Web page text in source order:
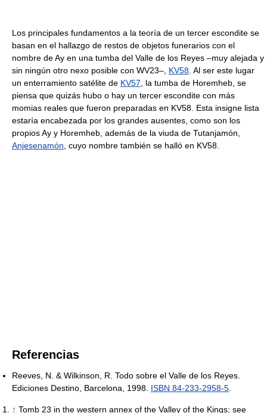
Los principales fundamentos a la teoría de un tercer escondite se
basan en el hallazgo de restos de objetos funerarios con el
nombre de Ay en una tumba del Valle de los Reyes –muy alejada y
sin ningún otro nexo posible con WV23–, KV58 . Al ser este lugar
un enterramiento satélite de KV57 , la tumba de Horemheb, se
piensa que quizás hubo o hay un tercer escondite con más
momias reales que fueron preparadas en KV58. Esta insigne lista
estaría encabezada por los grandes ausentes, como son los
propios Ay y Horemheb, además de la viuda de Tutanjamón,
Anjesenamón , cuyo nombre también se halló en KV58.
Referencias
Reeves, N. & Wilkinson, R. Todo sobre el Valle de los Reyes.
Ediciones Destino, Barcelona, 1998. ISBN 84-233-2958-5
↑ Tomb 23 in the western annex of the Valley of the Kings; see